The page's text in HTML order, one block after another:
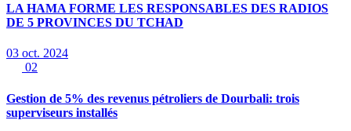
LA HAMA FORME LES RESPONSABLES DES RADIOS
DE 5 PROVINCES DU TCHAD
03 oct. 2024
02
Gestion de 5% des revenus pétroliers de Dourbali: trois
superviseurs installés